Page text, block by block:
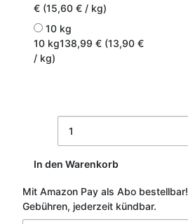
€ (15,60 € / kg)
10 kg
10 kg138,99 € (13,90 €
/ kg)
In den Warenkorb
Mit Amazon Pay als Abo bestellbar!
Gebühren, jederzeit kündbar.